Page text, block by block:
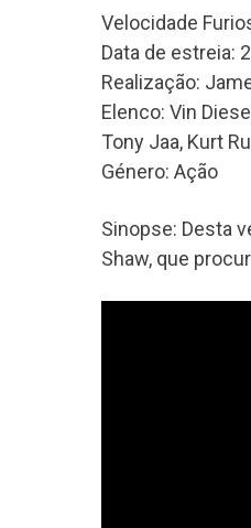
Velocidade
Data de estreia:
Realização:
Elenco: Vin
Tony Jaa, Kurt
Género: Ação
Sinopse: Desta
Shaw, que